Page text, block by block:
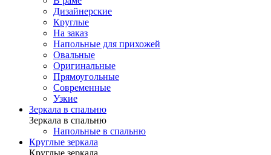
Дизайнерские
Круглые
На заказ
Напольные для прихожей
Овальные
Оригинальные
Прямоугольные
Современные
Узкие
Зеркала в спальню
Зеркала в спальню
Напольные в спальню
Круглые зеркала
Круглые зеркала